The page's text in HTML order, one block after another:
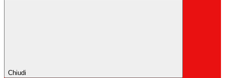
Chiudi